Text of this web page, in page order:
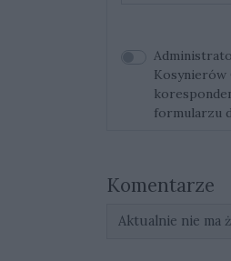
Kosynierów
formularzu
Komentarze
Aktualnie nie ma